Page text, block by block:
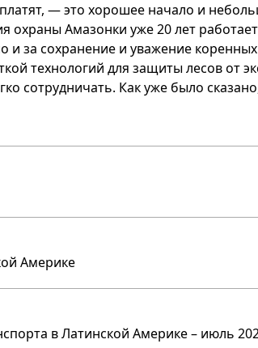
— это хорошее начало и
Амазонки уже 20 лет
и за сохранение и уважение
технологий для защиты лесов от
сотрудничать. Как уже было
Америке
в Латинской Америке – июль